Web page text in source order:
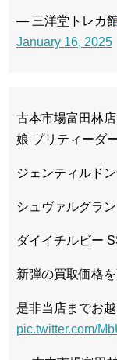
— 三洋堂トレカ
January 16, 2025
古本市場富田林
娘 プリティーダ
ジェンティルド
シュヴァルグラ
ダイイチルビー
新弾の買取価格
是非当店までお
pic.twitter.com/